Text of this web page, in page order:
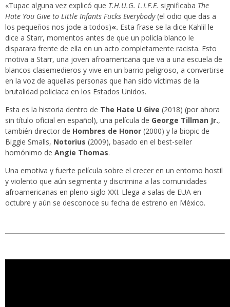
«Tupac alguna vez explicó que T.H.U.G. L.I.F.E. significaba The
Hate You Give to Little Infants Fucks Everybody(el odio que das a
los pequeños nos jode a todos)«. Esta frase se la dice Kahlil le
dice a Starr, momentos antes de que un policía blanco le
disparara frente de ella en un acto completamente racista. Esto
motiva a Starr, una joven afroamericana que va a una escuela de
blancos clasemedieros y vive en un barrio peligroso, a convertirse
en la voz de aquellas personas que han sido víctimas de la
brutalidad policiaca en los Estados Unidos.
Esta es la historia dentro de The Hate U Give (2018) (por ahora
sin título oficial en español), una película de George Tillman Jr.,
también director de Hombres de Honor (2000) y la biopic de
Biggie Smalls, Notorius (2009), basado en el best-seller
homónimo de Angie Thomas.
Una emotiva y fuerte película sobre el crecer en un entorno hostil
y violento que aún segmenta y discrimina a las comunidades
afroamericanas en pleno siglo XXI. Llega a salas de EUA en
octubre y aún se desconoce su fecha de estreno en México.